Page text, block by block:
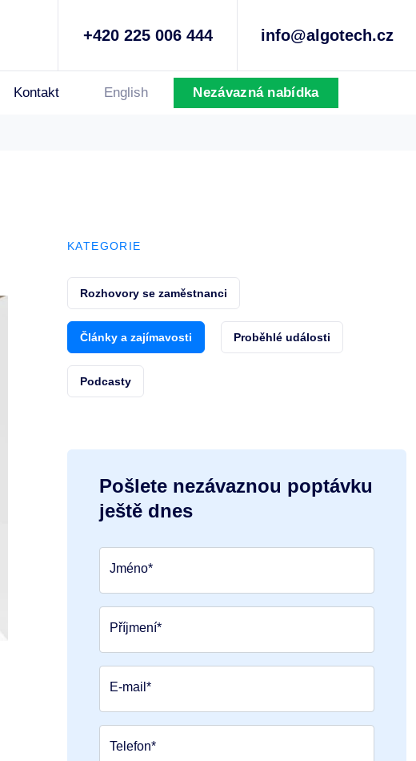
+420 225 006 444 info@algotech.cz
Kontakt English Nezávazná nabídka
KATEGORIE
Rozhovory se zaměstnanci
Články a zajímavosti Proběhlé události
Podcasty
Pošlete nezávaznou poptávku
ještě dnes
Jméno*
Příjmení*
E-mail*
Telefon*